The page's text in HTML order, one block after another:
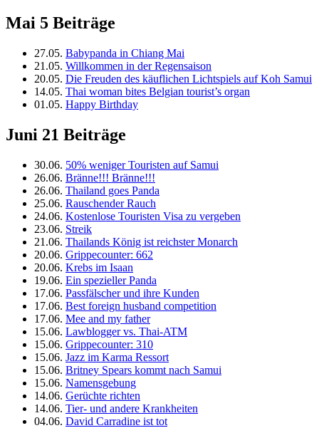
Mai 5 Beiträge
27.05. Babypanda in Chiang Mai
21.05. Willkommen in der Regensaison
20.05. Die Freuden des käuflichen Lichtspiels auf Koh Samui
14.05. Thai woman bites Belgian tourist’s organ
01.05. Happy Birthday
Juni 21 Beiträge
30.06. 50% weniger Touristen auf Samui
26.06. Bränne!!! Bränne!!!
26.06. Thailand goes Panda
25.06. Rauschender Rauch
24.06. Kostenlose Touristen Visa zu vergeben
23.06. Streik
21.06. Thailands König ist reichster Monarch
20.06. Grippecounter: 662
20.06. Krebs im Isaan
19.06. Ein spezieller Panda
17.06. Passfälscher und ihre Kunden
17.06. Best foreign husband competition
17.06. Mee and my father
15.06. Lawblogger vs. Thai-ATM
15.06. Grippecounter: 310
15.06. Jazz im Karma Ressort
15.06. Britney Spears kommt nach Samui
15.06. Namensgebung
14.06. Gerüchte richten
14.06. Tier- und andere Krankheiten
04.06. David Carradine ist tot